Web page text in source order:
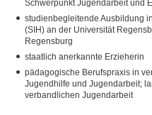
Oliver Guist
Hilde Krug
Walter Krug
Marina Müller
Schwerpunkt Jugendarbeit und
studienbegleitende Ausbildung
(SIH) an der Universität
Regensburg
staatlich anerkannte Erzieherin
pädagogische Berufspraxis in
Jugendhilfe und Jugendarbeit;
verbandlichen Jugendarbeit